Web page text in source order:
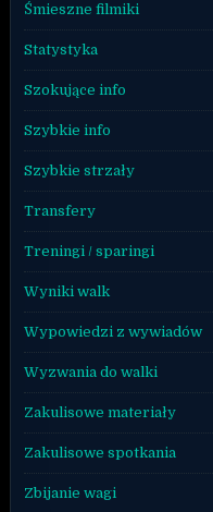
Śmieszne filmiki
Statystyka
Szokujące info
Szybkie info
Szybkie strzały
Transfery
Treningi / sparingi
Wyniki walk
Wypowiedzi z wywiadów
Wyzwania do walki
Zakulisowe materiały
Zakulisowe spotkania
Zbijanie wagi